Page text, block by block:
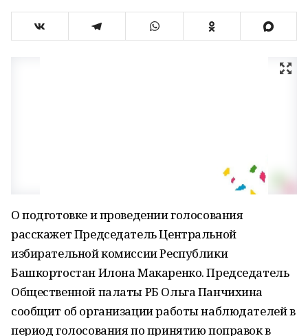
О подготовке и проведении голосования
расскажет Председатель Центральной
избирательной комиссии Республики
Башкортостан Илона Макаренко. Председатель
Общественной палаты РБ Ольга Панчихина
сообщит об организации работы наблюдателей в
период голосования по принятию поправок в